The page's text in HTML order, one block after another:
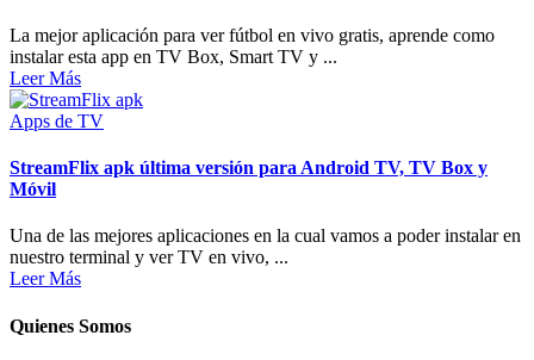
La mejor aplicación para ver fútbol en vivo gratis, aprende como
instalar esta app en TV Box, Smart TV y ...
Leer Más
Apps de TV
StreamFlix apk última versión para Android TV, TV Box y
Móvil
Una de las mejores aplicaciones en la cual vamos a poder instalar en
nuestro terminal y ver TV en vivo, ...
Leer Más
Quienes Somos